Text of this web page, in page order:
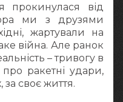
від
ми з друзями
жартували на
війна. Але ранок
– тривогу в
ракетні удари,
за своє життя.